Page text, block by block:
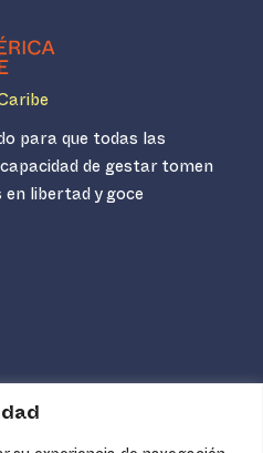
para que todas las
de gestar tomen
en libertad y goce